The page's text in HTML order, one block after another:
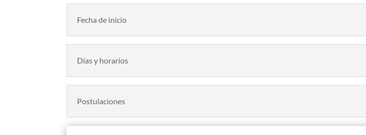
Fecha de inicio
Días y horarios
Postulaciones